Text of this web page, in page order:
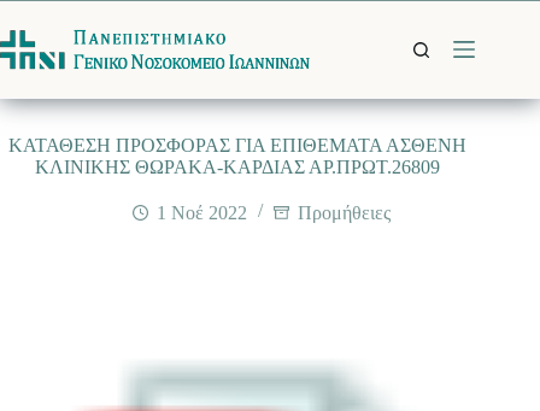
στο
περιεχόμενο
ΚΑΤΑΘΕΣΗ ΠΡΟΣΦΟΡΑΣ ΓΙΑ ΕΠΙΘΕΜΑΤΑ ΑΣΘΕΝΗ
ΚΛΙΝΙΚΗΣ ΘΩΡΑΚΑ-ΚΑΡΔΙΑΣ ΑΡ.ΠΡΩΤ.26809
1 Νοέ 2022 Προμήθειες